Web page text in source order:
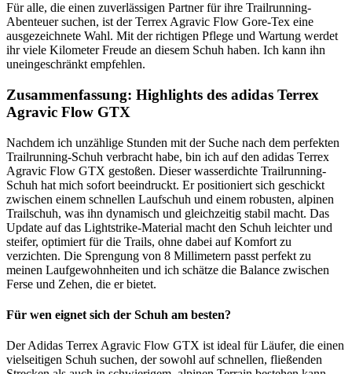
Für alle, die einen zuverlässigen Partner für ihre Trailrunning-
Abenteuer suchen, ist der Terrex Agravic Flow Gore-Tex eine
ausgezeichnete Wahl. Mit der richtigen Pflege und Wartung werdet
ihr viele Kilometer Freude an diesem Schuh haben. Ich kann ihn
uneingeschränkt empfehlen.
Zusammenfassung: Highlights des adidas Terrex
Agravic Flow GTX
Nachdem ich unzählige Stunden mit der Suche nach dem perfekten
Trailrunning-Schuh verbracht habe, bin ich auf den adidas Terrex
Agravic Flow GTX gestoßen. Dieser wasserdichte Trailrunning-
Schuh hat mich sofort beeindruckt. Er positioniert sich geschickt
zwischen einem schnellen Laufschuh und einem robusten, alpinen
Trailschuh, was ihn dynamisch und gleichzeitig stabil macht. Das
Update auf das Lightstrike-Material macht den Schuh leichter und
steifer, optimiert für die Trails, ohne dabei auf Komfort zu
verzichten. Die Sprengung von 8 Millimetern passt perfekt zu
meinen Laufgewohnheiten und ich schätze die Balance zwischen
Ferse und Zehen, die er bietet.
Für wen eignet sich der Schuh am besten?
Der Adidas Terrex Agravic Flow GTX ist ideal für Läufer, die einen
vielseitigen Schuh suchen, der sowohl auf schnellen, fließenden